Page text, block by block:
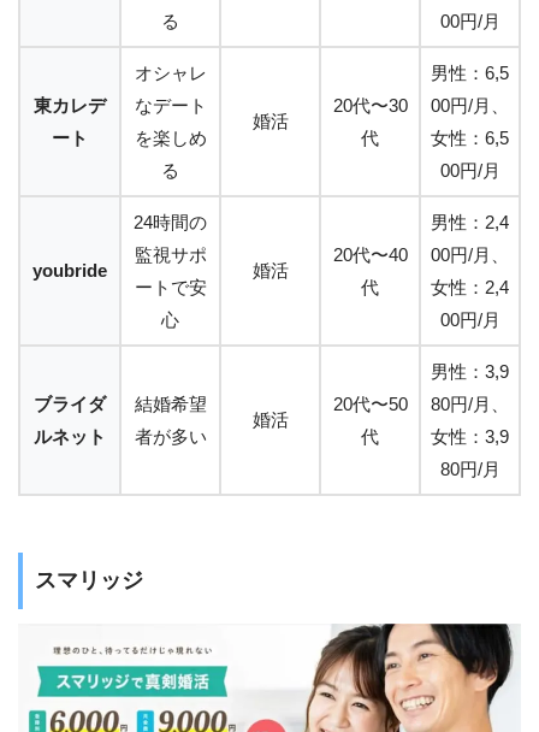
る
00円/月
東カレデ
ート
オシャレ
なデート
を楽しめ
る
婚活
20代〜30
代
男性：6,5
00円/月、
女性：6,5
00円/月
youbride
24時間の
監視サポ
ートで安
心
婚活
20代〜40
代
男性：2,4
00円/月、
女性：2,4
00円/月
ブライダ
ルネット
結婚希望
者が多い
婚活
20代〜50
代
男性：3,9
80円/月、
女性：3,9
80円/月
スマリッジ